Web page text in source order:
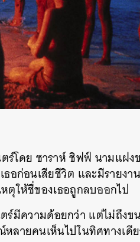
ร์โดย ซาราห์ชิฟฟ์ นามแฝง
ธอก่อนเสียชีวิต และมีรายงา
ตุให้ชื่ของเธอถูกลบออกไป
ร์มีความด้อยกว่า แต่ไม่ถึงข
ลายคนเห็นไปในทิศทางเดี